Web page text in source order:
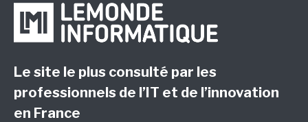
Le site le plus consulté par les
professionnels de l’IT et de l’innovation
en France